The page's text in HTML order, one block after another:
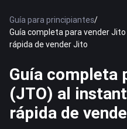
Guía para principiantes/
Guía completa para vender
rápida de vender Jito
Guía completa
(JTO) al
rápida de